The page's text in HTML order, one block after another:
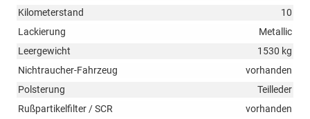
Kilometerstand
10
Lackierung
Metallic
Leergewicht
1530 kg
Nichtraucher-Fahrzeug
vorhanden
Polsterung
Teilleder
Rußpartikelfilter / SCR
vorhanden